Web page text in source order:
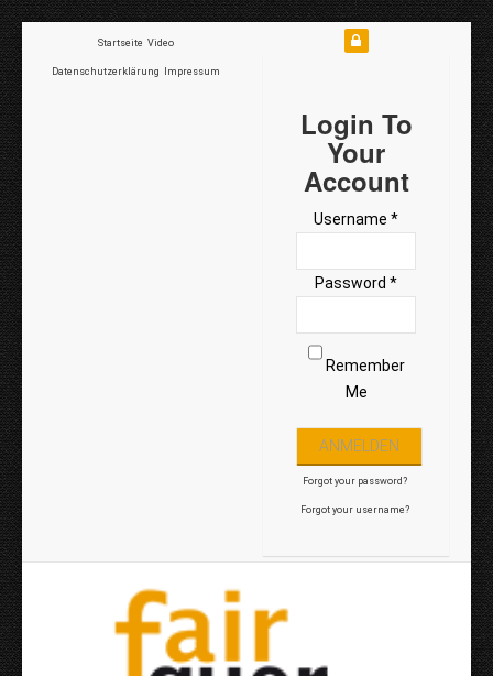
Startseite Video
Datenschutzerklärung Impressum
Login To
Your
Account
Username *
Password *
Remember
Me
Forgot your password?
Forgot your username?